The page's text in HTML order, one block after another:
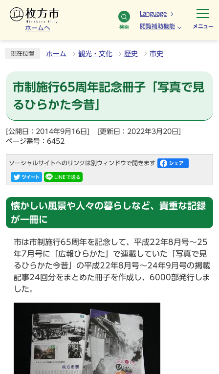
ホームへ 検索
Language
閲覧補助機能 メニュー
現在位置 ホーム 観光・文化 歴史 市史
市制施行65周年記念冊子「写真で見
るひらかた今昔」
[公開日：2014年9月16日]
[更新日：2022年3月20日]
ページ番号：6452
ソーシャルサイトへのリンクは別ウィンドウで開きます
懐かしい風景や人々の暮らしなど、貴重な記録
が一冊に
市は市制施行65周年を記念して、平成22年8月号～25
年7月号に「広報ひらかた」で連載していた「写真で見
るひらかた今昔」の平成22年8月号～24年9月号の掲載
記事24回分をまとめた冊子を作成し、6000部発行しま
した。